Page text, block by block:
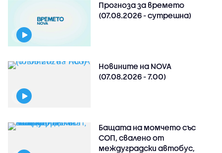
Прогноза за времето
(07.08.2026 - сутрешна)
Новините на NOVA
(07.08.2026 - 7.00)
Бащата на момчето със
СОП, свалено от
междуградски автобус,